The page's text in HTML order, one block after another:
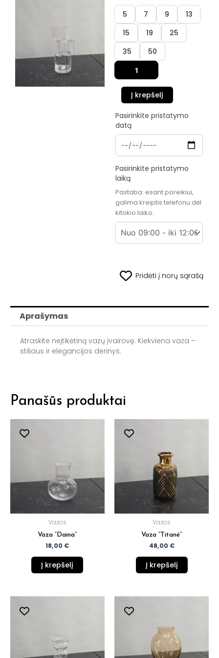
5 7 9
13
15
19
25
35
50
produkto
kiekis:
Vaza
"Šilas"
Į krepšelį
Pasirinkite pristatymo
datą
Pasirinkite pristatymo
laiką
Pastaba: esant poreikiui,
galima kreiptis telefonu dėl
kitokio laiko.
Pridėti į norų sąrašą
Aprašymas
Atraskite neįtikėtiną vazų įvairovę. Kiekviena vaza –
stiliaus ir elegancijos derinys.
Panašūs produktai
Vazos
Vaza “Daina”
18,00 €
Į krepšelį
Vazos
Vaza “Titanė”
48,00 €
Į krepšelį